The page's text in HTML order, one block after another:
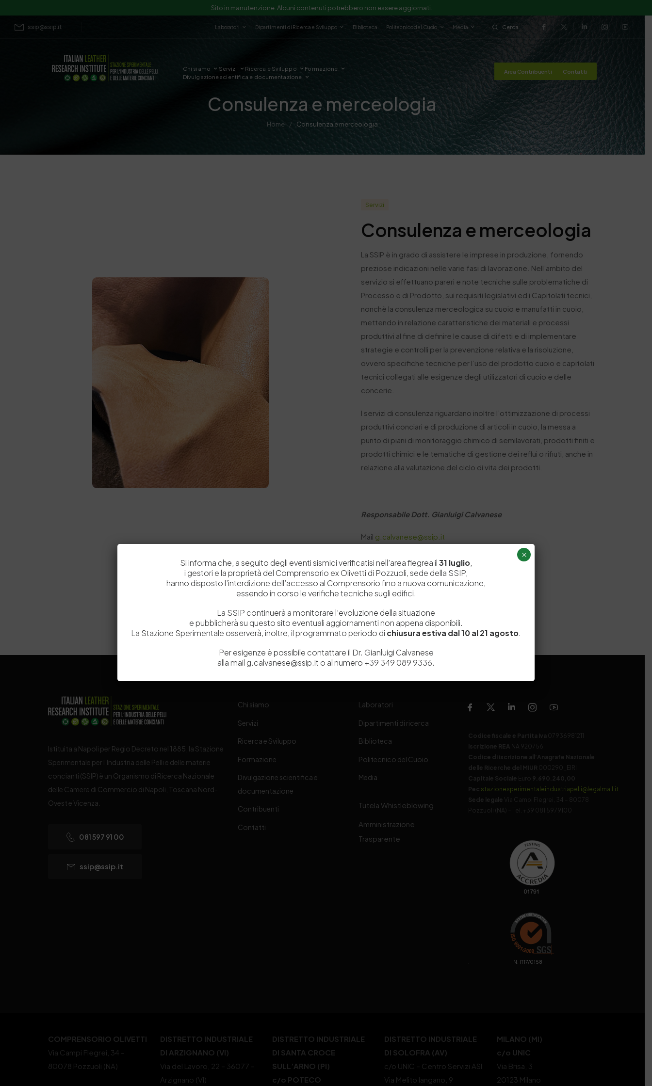
Sito in manutenzione. Alcuni contenuti potrebbero non essere aggiornati.
ssip@ssip.it Laboratori Dipartimenti di Ricerca e Sviluppo Biblioteca Politecnico del Cuoio Media Cerca
Chi siamo Servizi Ricerca e Sviluppo
Formazione
Divulgazione scientifica e documentazione
Area Contribuenti Contatti
Consulenza e merceologia
Home / Consulenza e merceologia
Servizi
Consulenza e merceologia
La SSIP è in grado di assistere le imprese in produzione, fornendo
preziose indicazioni nelle varie fasi di lavorazione. Nell’ambito del
servizio si effettuano pareri e note tecniche sulle problematiche di
Processo e di Prodotto, sui requisiti legislativi ed i Capitolati tecnici,
nonchè la consulenza merceologica su cuoio e manufatti in cuoio,
mettendo in relazione caratteristiche dei materiali e processi
produttivi al fine di definire le cause di difetti e di implementare
strategie e controlli per la prevenzione relativa e la risoluzione,
ovvero specifiche tecniche per l’uso del prodotto cuoio e capitolati
tecnici collegati alle esigenze degli utilizzatori di cuoio e delle
concerie.
I servizi di consulenza riguardano inoltre l’ottimizzazione di processi
produttivi conciari e di produzione di articoli in cuoio, la messa a
punto di piani di monitoraggio chimico di semilavorati, prodotti finiti e
prodotti chimici e le tematiche di gestione dei reflui o rifiuti, anche in
relazione alla valutazione del ciclo di vita dei prodotti.
Responsabile Dott. Gianluigi Calvanese
Mail g.calvanese@ssip.it
Istituita a Napoli per Regio Decreto nel 1885, la Stazione
Sperimentale per l’Industria delle Pelli e delle materie
concianti (SSIP) è un Organismo di Ricerca Nazionale
delle Camere di Commercio di Napoli, Toscana Nord-
Ovest e Vicenza.
081 597 91 00
ssip@ssip.it
Chi siamo
Servizi
Ricerca e Sviluppo
Formazione
Divulgazione scientifica e
documentazione
Contribuenti
Contatti
Laboratori
Dipartimenti di ricerca
Biblioteca
Politecnico del Cuoio
Media
Tutela Whistleblowing
Amministrazione
Trasparente
Codice fiscale e Partita Iva 07936981211
Iscrizione REA NA 920756
Codice di iscrizione all’Anagrafe Nazionale
delle Ricerche del MIUR 000290_EIRI
Capitale Sociale Euro 9.690.240,00
Pec stazionesperimentaleindustriapelli@legalmail.it
Sede legale
Via Campi Flegrei, 34 – 80078
Pozzuoli (NA) – Tel. +39 081 5979100
. N. IT17/0158
COMPRENSORIO OLIVETTI
Via Campi Flegrei, 34 –
80078 Pozzuoli (NA)
DISTRETTO INDUSTRIALE
DI ARZIGNANO (VI)
Via del Lavoro, 22 – 36077 –
Arzignano (VI)
DISTRETTO INDUSTRIALE
DI SANTA CROCE
SULL’ARNO (PI)
c/o POTECO
DISTRETTO INDUSTRIALE
DI SOLOFRA (AV)
c/o UNIC – Centro Servizi ASI
Via Melito Iangano, 9
MILANO (MI)
c/o UNIC
Via Brisa, 3
20123 Milano
Si informa che, a seguito degli eventi sismici verificatisi nell’area flegrea il31 luglio,
i gestori e la proprietà del Comprensorio ex Olivetti di Pozzuoli, sede della SSIP,
hanno disposto l’interdizione dell’accesso al Comprensorio fino a nuova comunicazione,
essendo in corso le verifiche tecniche sugli edifici.
La SSIP continuerà a monitorare l’evoluzione della situazione
e pubblicherà su questo sito eventuali aggiornamenti non appena disponibili.
La Stazione Sperimentale osserverà, inoltre, il programmato periodo di chiusura estiva dal 10 al 21 agosto.
Per esigenze è possibile contattare il Dr. Gianluigi Calvanese
alla mail g.calvanese@ssip.it o al numero +39 349 089 9336.
×